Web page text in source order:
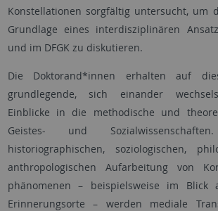
Konstellationen sorgfältig untersucht, um
Grundlage eines interdisziplinären
und im DFGK zu diskutieren.
Die Doktorand*innen erhalten auf
grundlegende, sich einander
Einblicke in die methodische und
Geistes- und
historiographischen, soziologischen,
anthropologischen Aufarbeitung von
phänomenen – beispielsweise im Blick
Erinnerungsorte – werden mediale